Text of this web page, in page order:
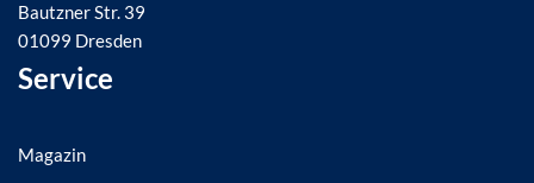
Bautzner Str. 39
01099 Dresden
Service
Magazin